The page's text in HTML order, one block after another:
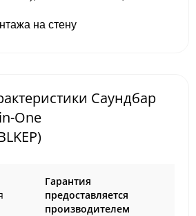
на стену
Саундбар
One
Гарантия
предоставляется
производителем